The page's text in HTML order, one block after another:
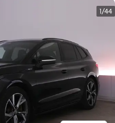
1/44